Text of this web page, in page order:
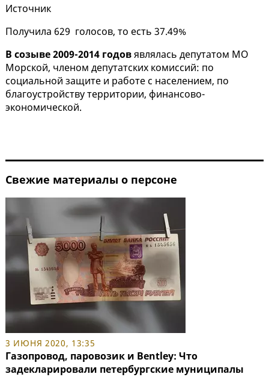
Источник
Получила 629 голосов, то есть 37.49%
В созыве 2009-2014 годовявлялась депутатом МО
Морской, членом депутатских комиссий: по
социальной защите и работе с населением, по
благоустройству территории, финансово-
экономической.
Свежие материалы о персоне
3 ИЮНЯ 2020, 13:35
Газопровод, паровозик и Bentley: Что
задекларировали петербургские муниципалы